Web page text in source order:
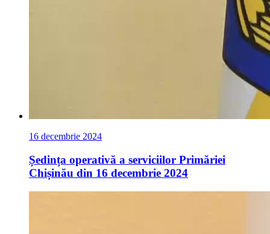
16 decembrie 2024
Ședința operativă a serviciilor Primăriei
Chișinău din 16 decembrie 2024